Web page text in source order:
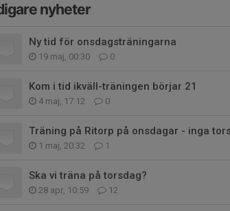
nyheter
Ny tid för onsdagsträningarna
19 maj, 00:30 0
Kom i tid ikväll-träningen börjar 21
4 maj, 17:12 0
Träning på Ritorp på onsdagar - inga
1 maj, 20:32 1
Ska vi träna på torsdag?
28 apr, 10:59 12